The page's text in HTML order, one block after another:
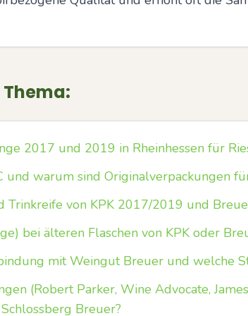
2017 und 2019 in Rheinhessen für
und warum sind Originalverpackungen
Trinkreife von KPK 2017/2019 und
bei älteren Flaschen von KPK oder
mit Weingut Breuer und welche
(Robert Parker, Wine Advocate,
Breuer?